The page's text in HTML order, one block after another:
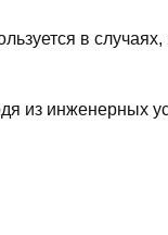
в случаях,
из инженерных